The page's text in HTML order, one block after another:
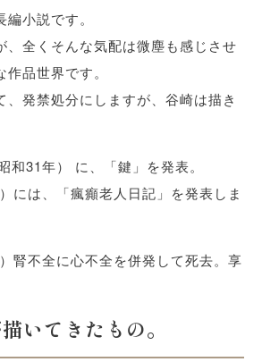
小説です。
、全くそんな気配は微塵も感じさせ
品世界です。
、発禁処分にしますが、谷崎は描き
和31年） に、「鍵」を発表。
には、「瘋癲老人日記」を発表しま
腎不全に心不全を併発して死去。享
いてきたもの。